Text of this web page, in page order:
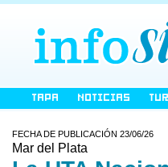
TAPA NOTICIAS
FECHA DE PUBLICACIÓN 23/06/26
Mar del Plata